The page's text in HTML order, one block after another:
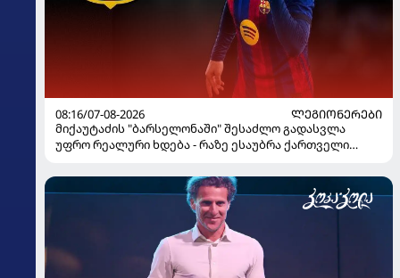
08:16/07-08-2026
ᲚᲔᲒᲘᲝᲜᲔᲠᲔᲑᲘ
მიქაუტაძის "ბარსელონაში" შესაძლო გადასვლა
უფრო რეალური ხდება - რაზე ესაუბრა ქართველი